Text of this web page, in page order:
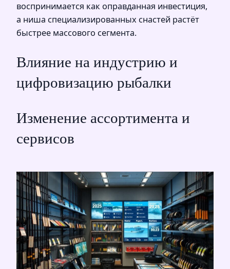
воспринимается как оправданная инвестиция,
а ниша специализированных снастей растёт
быстрее массового сегмента.
Влияние на индустрию и
цифровизацию рыбалки
Изменение ассортимента и
сервисов